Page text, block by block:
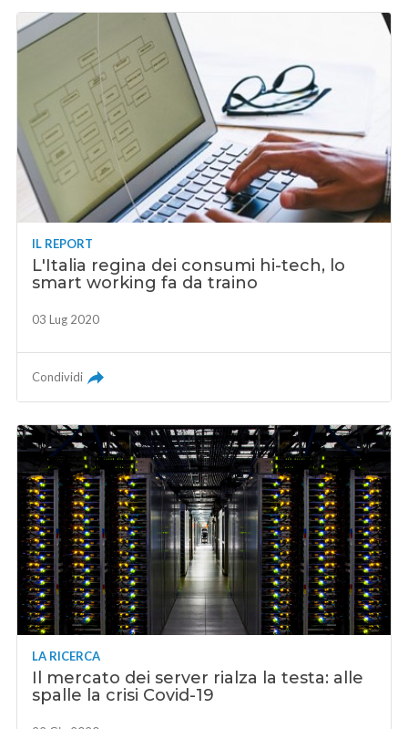
IL REPORT
L'Italia regina dei consumi hi-tech, lo
smart working fa da traino
03 Lug 2020
Condividi
LA RICERCA
Il mercato dei server rialza la testa: alle
spalle la crisi Covid-19